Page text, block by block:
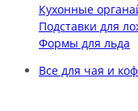
Кухонные
Подставки для
Формы для льда
Все для чая и